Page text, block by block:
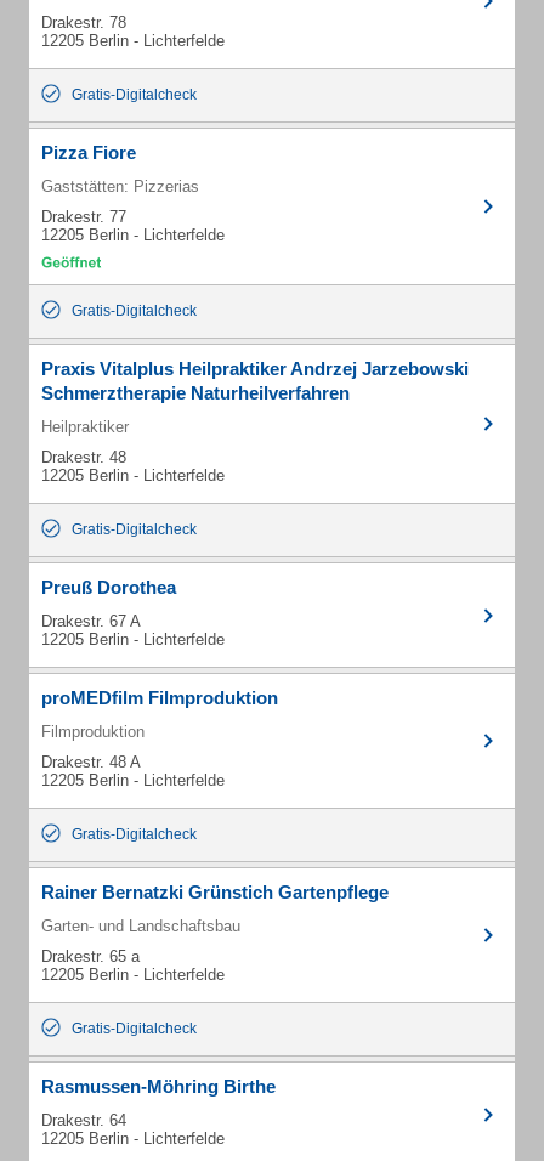
Drakestr. 78
12205 Berlin - Lichterfelde
Gratis-Digitalcheck
Pizza Fiore
Gaststätten: Pizzerias
Drakestr. 77
12205 Berlin - Lichterfelde
Gratis-Digitalcheck
Praxis Vitalplus Heilpraktiker Andrzej Jarzebowski
Schmerztherapie Naturheilverfahren
Heilpraktiker
Drakestr. 48
12205 Berlin - Lichterfelde
Gratis-Digitalcheck
Preuß Dorothea
Drakestr. 67 A
12205 Berlin - Lichterfelde
proMEDfilm Filmproduktion
Filmproduktion
Drakestr. 48 A
12205 Berlin - Lichterfelde
Gratis-Digitalcheck
Rainer Bernatzki Grünstich Gartenpflege
Garten- und Landschaftsbau
Drakestr. 65 a
12205 Berlin - Lichterfelde
Gratis-Digitalcheck
Rasmussen-Möhring Birthe
Drakestr. 64
12205 Berlin - Lichterfelde